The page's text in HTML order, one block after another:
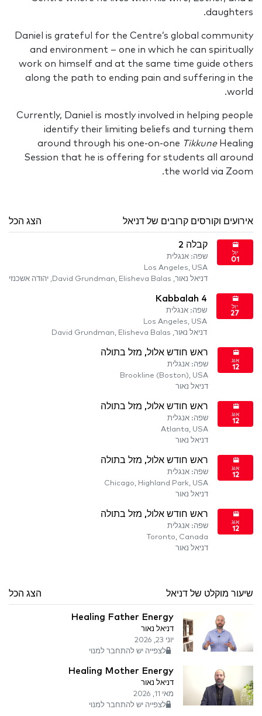
daughters.
Daniel is grateful for the Centre’s global community
and environment – one in which he can spiritually
work on himself and at the same time guide others
along the path to ending pain and suffering in the
world.
Currently, Daniel is mostly involved in helping people
identify their limiting beliefs and turning them
around through his one-on-one TikkuneHealing
Session that he is offering for students all around
the world via Zoom.
אירועים וקורסים קרובים של דניאל הצג הכל
יול
01
קבלה 2
שפה: אנגלית
Los Angeles, USA
דניאל נאור, David Grundman, Elisheva Balas, יהודה אשכנזי
יול
27
Kabbalah 4
שפה: אנגלית
Los Angeles, USA
דניאל נאור, David Grundman, Elisheva Balas
אוג
12
ראש חודש אלול, מזל בתולה
שפה: אנגלית
Brookline (Boston), USA
דניאל נאור
אוג
12
ראש חודש אלול, מזל בתולה
שפה: אנגלית
Atlanta, USA
דניאל נאור
אוג
12
ראש חודש אלול, מזל בתולה
שפה: אנגלית
Chicago, Highland Park, USA
דניאל נאור
אוג
12
ראש חודש אלול, מזל בתולה
שפה: אנגלית
Toronto, Canada
דניאל נאור
שיעור מוקלט של דניאל הצג הכל
Healing Father Energy
דניאל נאור
יוני 23, 2026
לצפייה יש להתחבר למנוי
Healing Mother Energy
דניאל נאור
מאי 11, 2026
לצפייה יש להתחבר למנוי